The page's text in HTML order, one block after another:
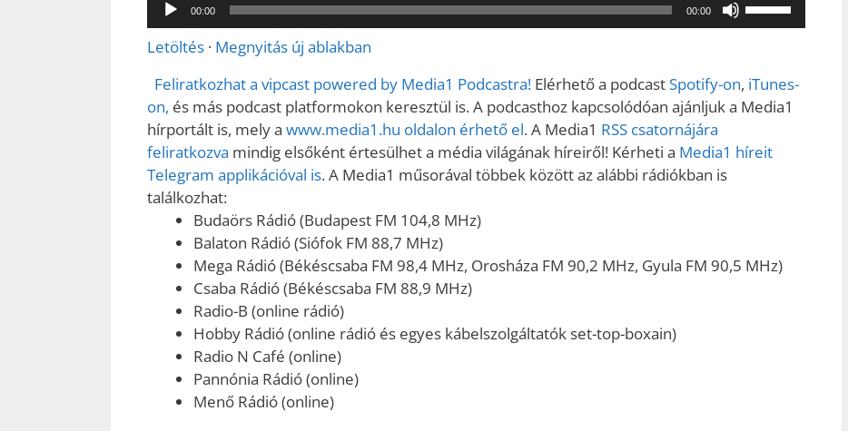
lejátszó
00:00 00:00
hangerő
csökkentéséhez
a
billentyűket
Letöltés · Megnyitás új ablakban
Feliratkozhat a vipcast powered by Media1 Podcastra! Elérhető a podcastSpotify-on, iTunes-
on, és más podcast platformokon keresztül is. A podcasthoz kapcsolódóan ajánljuk a Media1
hírportált is, mely a www.media1.hu oldalon érhető el. A Media1 RSS csatornájára
feliratkozva mindig elsőként értesülhet a média világának híreiről! Kérheti a Media1 híreit
Telegram applikációval is. A Media1 műsorával többek között az alábbi rádiókban is
találkozhat:
Budaörs Rádió (Budapest FM 104,8 MHz)
Balaton Rádió (Siófok FM 88,7 MHz)
Mega Rádió (Békéscsaba FM 98,4 MHz, Orosháza FM 90,2 MHz, Gyula FM 90,5 MHz)
Csaba Rádió (Békéscsaba FM 88,9 MHz)
Radio-B (online rádió)
Hobby Rádió (online rádió és egyes kábelszolgáltatók set-top-boxain)
Radio N Café (online)
Pannónia Rádió (online)
Menő Rádió (online)